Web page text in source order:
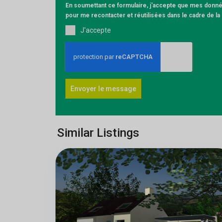
En soumettant ce formulaire, j'accepte que mes
pour me recontacter et réutilisées dans le cadre de
J'accepte
Envoyer le message
Similar Listings